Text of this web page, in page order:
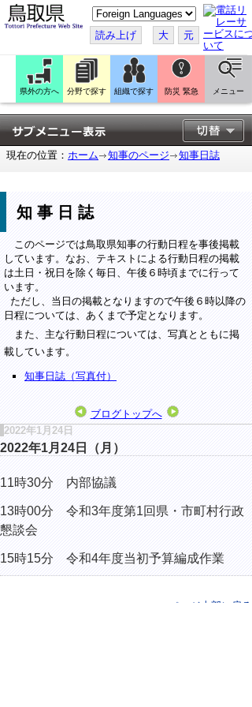
こ
の
ペ
ー
ジ
翻
訳
す
る
読み上げ 大 元
県外の方へ 分野で探す 組織で探す 防災 緊急 メニュー
現在の位置： ホーム 知事のページ 知事日誌
知事日誌
このページでは鳥取県知事の行動日程を事後掲載
しています。なお、テキストによる行動日程の掲載
は土日・祝日を除く毎日、午後６時頃までに行って
います。
ただし、当日の掲載となりますので午後６時以降の
日程については、あくまで予定となります。
また、主な行動日程については、写真とともに掲
載しています。
知事日誌（写真付）
ブログトップへ
2022年1月24日
2022年1月24日（月）
11時30分 内部協議
13時00分 令和3年度第1回県・市町村行政
懇談会
15時15分 令和4年度当初予算編成作業
▲ページ上部に戻る